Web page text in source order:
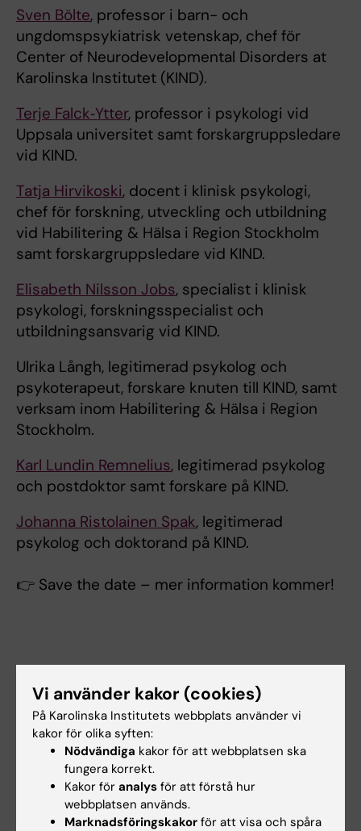
Sven Bölte, professor i barn- och
ungdomspsykiatrisk vetenskap, chef för
Center of Neurodevelopmental Disorders at
Karolinska Institutet (KIND).
Terje Falck‑Ytter, professor i psykologi vid
Uppsala universitet samt forskargruppsledare
vid KIND.
Tatja Hirvikoski, docent i klinisk psykologi,
chef för forskning, utveckling och utbildning
vid Habilitering & Hälsa i Region Stockholm
samt forskargruppsledare vid KIND.
Elisabeth Nilsson Jobs, specialist i klinisk
psykologi, forskningsspecialist och
utbildningsansvarig vid KIND.
Ulrika Långh, legitimerad psykolog och
psykoterapeut, forskare knuten till KIND, samt
verksam inom Habilitering & Hälsa i Region
Stockholm.
Karl Lundin Remnelius, legitimerad psykolog
och postdoktor samt forskare på KIND.
Johanna Ristolainen Spak, legitimerad
psykolog och doktorand på KIND.
👉 Save the date – mer information kommer!
AutNetKI (SV) Autism
Una Prosell
Sidan uppdaterad: 2026-06-25
Vi använder kakor (cookies)
På Karolinska Institutets webbplats använder vi
kakor för olika syften:
Nödvändiga kakor för att webbplatsen ska
fungera korrekt.
Kakor för analys för att förstå hur
webbplatsen används.
Marknadsföringskakor för att visa och spåra